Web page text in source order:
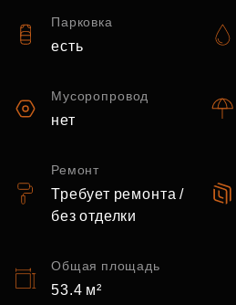
Парковка
есть
Мусоропровод
нет
Ремонт
Требует ремонта /
без отделки
Общая площадь
53.4 м²